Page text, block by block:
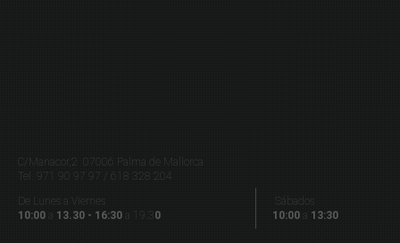
C/Manacor,2 07006 Palma de Mallorca
971 90 97 97 / 618 328 204
De Lunes a Viernes
10:00 a 13.30 - 16:30 a 19.3 0
Sábados
10:00 a 13:30